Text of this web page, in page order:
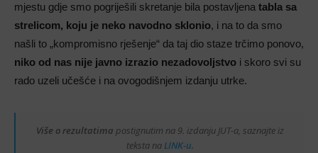
mjestu gdje smo pogriješili skretanje bila postavljena tabla sa
strelicom, koju je neko navodno sklonio, i na to da smo
našli to „kompromisno rješenje“ da taj dio staze trčimo ponovo,
niko od nas nije javno izrazio nezadovoljstvo i skoro svi su
rado uzeli učešće i na ovogodišnjem izdanju utrke.
Više o rezultatima postignutim na 9. izdanju JUT-a, saznajte iz
teksta naLINK-u.